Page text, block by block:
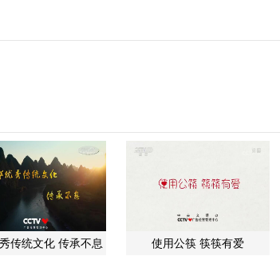
传统文化 传承不息 使用公筷 筷筷有爱